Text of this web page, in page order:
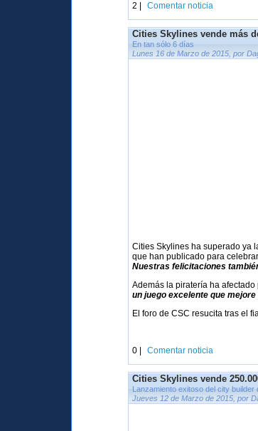
2 |
Comentar noticia
Cities Skylines vende más
En tan sólo 6 días
Lunes 16 de Marzo de 2015, por
Cities Skylines ha superado ya
que han publicado para
Nuestras felicitaciones
Además la piratería ha
un juego excelente que
El foro de CSC resucita tras el
0 | Comentar noticia
Cities Skylines vende
Lanzamiento exitoso del city
Jueves 12 de Marzo de 2015, por